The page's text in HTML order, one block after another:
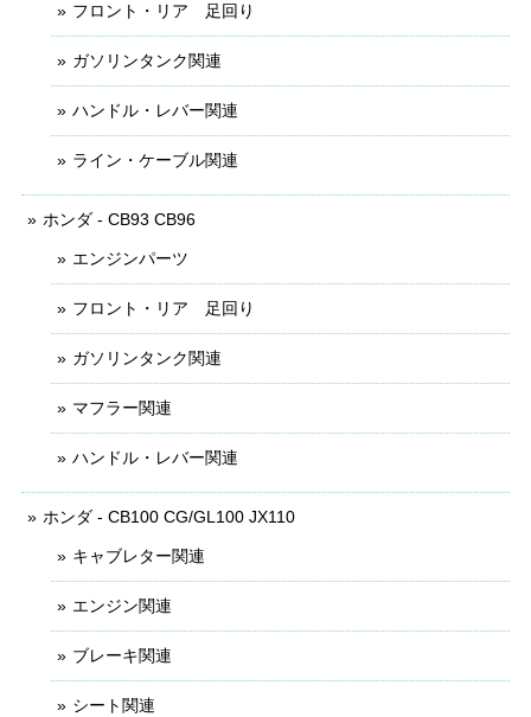
フロント・リア 足回り
ガソリンタンク関連
ハンドル・レバー関連
ライン・ケーブル関連
ホンダ - CB93 CB96
エンジンパーツ
フロント・リア 足回り
ガソリンタンク関連
マフラー関連
ハンドル・レバー関連
ホンダ - CB100 CG/GL100 JX110
キャブレター関連
エンジン関連
ブレーキ関連
シート関連